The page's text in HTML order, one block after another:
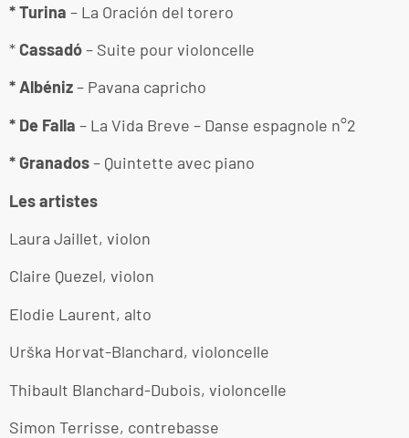
* Turina – La Oración del torero
*Cassadó– Suite pour violoncelle
* Albéniz– Pavana capricho
* De Falla – La Vida Breve – Danse espagnole n°2
* Granados– Quintette avec piano
Les artistes
Laura Jaillet, violon
Claire Quezel, violon
Elodie Laurent, alto
Urška Horvat-Blanchard, violoncelle
Thibault Blanchard-Dubois, violoncelle
Simon Terrisse, contrebasse